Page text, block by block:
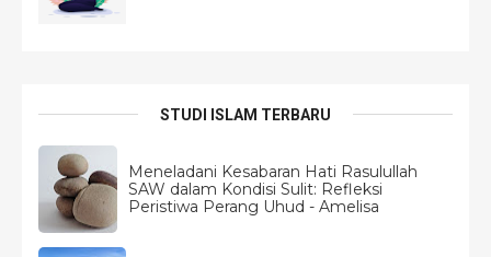
STUDI ISLAM TERBARU
Meneladani Kesabaran Hati Rasulullah
SAW dalam Kondisi Sulit: Refleksi
Peristiwa Perang Uhud - Amelisa